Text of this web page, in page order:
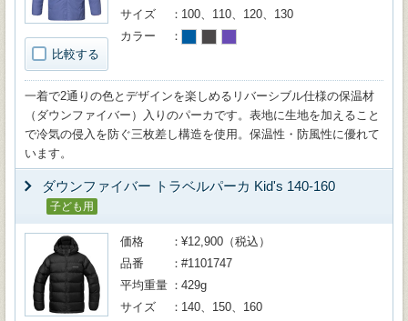
比較する
サイズ
100、110、120、130
カラー
一着で2通りの色とデザインを楽しめるリバーシブル仕様の保温材
（ダウンファイバー）入りのパーカです。表地に生地を加えること
で冷気の侵入を防ぐ三枚差し構造を使用。保温性・防風性に優れて
います。
ダウンファイバー トラベルパーカ Kid's 140-160
子ども用
価格
¥12,900（税込）
品番
#1101747
平均重量
429g
サイズ
140、150、160